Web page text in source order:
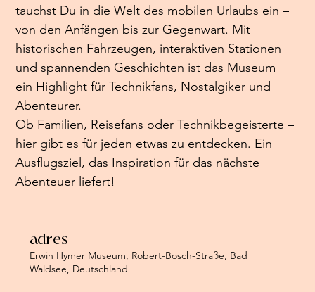
tauchst Du in die Welt des mobilen Urlaubs ein –
von den Anfängen bis zur Gegenwart. Mit
historischen Fahrzeugen, interaktiven Stationen
und spannenden Geschichten ist das Museum
ein Highlight für Technikfans, Nostalgiker und
Abenteurer.
Ob Familien, Reisefans oder Technikbegeisterte –
hier gibt es für jeden etwas zu entdecken. Ein
Ausflugsziel, das Inspiration für das nächste
Abenteuer liefert!
adres
Erwin Hymer Museum, Robert-Bosch-Straße, Bad
Waldsee, Deutschland